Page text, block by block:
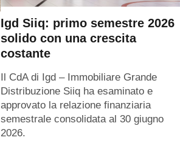
Igd Siiq: primo semestre 2026
solido con una crescita
costante
Il CdA di Igd – Immobiliare Grande
Distribuzione Siiq ha esaminato e
approvato la relazione finanziaria
semestrale consolidata al 30 giugno
2026.